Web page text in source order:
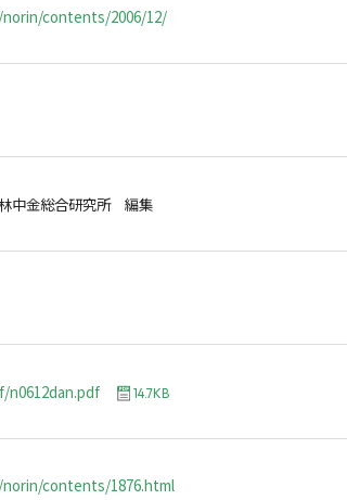
contents/2006/12/
金総合研究所 編集
n0612dan.pdf 14.7KB
contents/1876.html